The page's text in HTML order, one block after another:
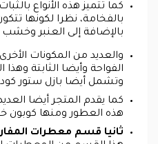
كما تتميز هذه الأنواع
بالفخامة، نظرا لكونها
بالإضافة إلى العنبر وخشب
والعديد من المكونات
الفواحة وأيضا الثابتة
وتشمل أيضا بازل ستور
كما يقدم المتجر أيضا
هذه العطور ومنها كوبون
ثانيا قسم معطرات